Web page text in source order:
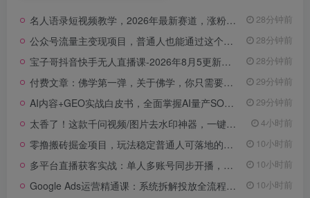
名人语录短视频教学，2026年最新赛道，涨粉变现两不误 28分钟前
公众号流量主变现项目，普通人也能通过这个项目日入四位数(更新26年8月) 28分钟前
宝子哥抖音快手无人直播课-2026年8月5更新｜从基础搭建到高阶起号，稳号防封技术，搭建自动化直播变现体系 28分钟前
付费文章：佛学第一弹，关于佛学，你只需要记住四个字 29分钟前
AI内容+GEO实战白皮书，全面掌握AI量产SOP与GEO分发机制【文档】 29分钟前
太香了！这款千问视频/图片去水印神器，一键搞定烦人水印，本地完全免费，浏览器拓展插件 4小时前
零撸搬砖掘金项目，玩法稳定普通人可落地的长期副业，月收益轻松10000+ 10小时前
多平台直播获客实战：单人多账号同步开播，一份时间撬动多渠道精准流量 10小时前
Google Ads运营精通课：系统拆解投放全流程，优化账户提升广告投产回报率 10小时前